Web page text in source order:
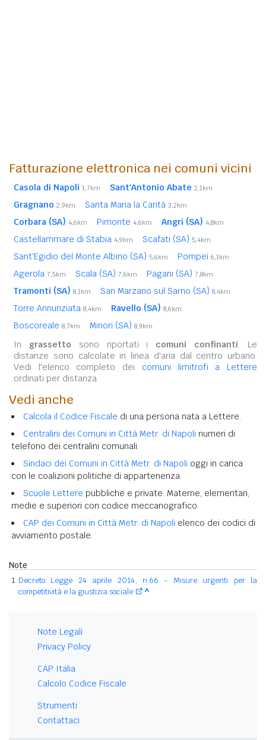
Fatturazione elettronica nei comuni vicini
Casola di Napoli 1,7km Sant'Antonio Abate 2,1km
Gragnano 2,9km Santa Maria la Carità 3,2km
Corbara (SA) 4,6km Pimonte 4,6km Angri (SA) 4,8km
Castellammare di Stabia 4,9km Scafati (SA) 5,4km
Sant'Egidio del Monte Albino (SA) 5,6km Pompei 6,1km
Agerola 7,5km Scala (SA) 7,6km Pagani (SA) 7,8km
Tramonti (SA) 8,1km San Marzano sul Sarno (SA) 8,4km
Torre Annunziata 8,4km Ravello (SA) 8,6km
Boscoreale 8,7km Minori (SA) 8,9km
In grassetto sono riportati i comuni confinanti. Le
distanze sono calcolate in linea d'aria dal centro urbano.
Vedi l'elenco completo dei comuni limitrofi a Lettere
ordinati per distanza.
Vedi anche
Calcola il Codice Fiscale di una persona nata a Lettere.
Centralini dei Comuni in Città Metr. di Napoli numeri di
telefono dei centralini comunali.
Sindaci dei Comuni in Città Metr. di Napoli oggi in carica
con le coalizioni politiche di appartenenza.
Scuole Lettere pubbliche e private. Materne, elementari,
medie e superiori con codice meccanografico.
CAP dei Comuni in Città Metr. di Napoli elenco dei codici di
avviamento postale.
Note
Decreto Legge 24 aprile 2014, n.66 - Misure urgenti per la
competitività e la giustizia sociale
^
Note Legali
Privacy Policy
CAP Italia
Calcolo Codice Fiscale
Strumenti
Contattaci